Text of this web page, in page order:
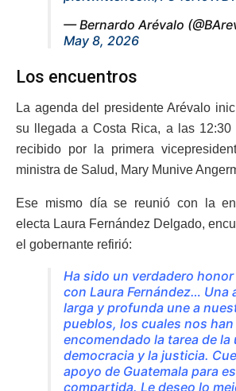
— Bernardo Arévalo
May 8, 2026
Los encuentros
La agenda del presidente Arévalo
su llegada a Costa Rica, a las 12:30
recibido por la primera
ministra de Salud, Mary Munive
Ese mismo día se reunió con la
electa Laura Fernández Delgado,
el gobernante refirió:
Ha sido un verdadero
con Laura Fernández… Una
larga y profunda une a
pueblos, los cuales nos han
encomendado la tarea de la
democracia y la justicia.
apoyo de Guatemala para
compartida. Le deseo lo